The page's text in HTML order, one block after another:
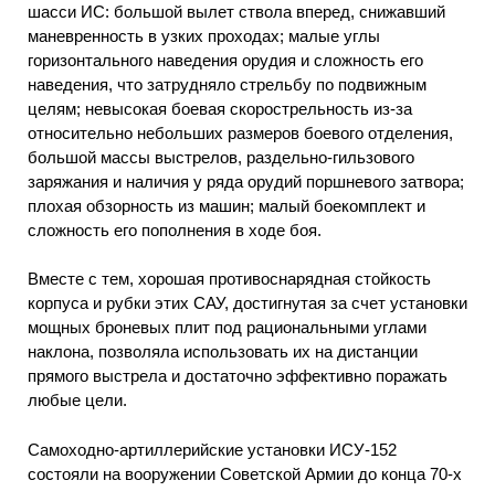
шасси ИС: большой вылет ствола вперед, снижавший
маневренность в узких проходах; малые углы
горизонтального наведения орудия и сложность его
наведения, что затрудняло стрельбу по подвижным
целям; невысокая боевая скорострельность из-за
относительно небольших размеров боевого отделения,
большой массы выстрелов, раздельно-гильзового
заряжания и наличия у ряда орудий поршневого затвора;
плохая обзорность из машин; малый боекомплект и
сложность его пополнения в ходе боя.
Вместе с тем, хорошая противоснарядная стойкость
корпуса и рубки этих САУ, достигнутая за счет установки
мощных броневых плит под рациональными углами
наклона, позволяла использовать их на дистанции
прямого выстрела и достаточно эффективно поражать
любые цели.
Самоходно-артиллерийские установки ИСУ-152
состояли на вооружении Советской Армии до конца 70-х